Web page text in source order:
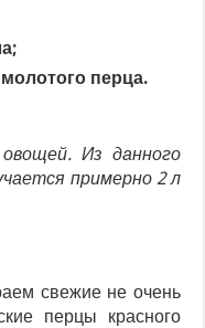
перца.
Из данного
примерно 2 л
свежие не очень
перцы красного